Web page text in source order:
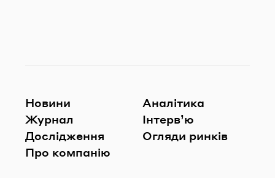
Новини
Журнал
Дослідження
Про компанію
Аналітика
Інтерв’ю
Огляди ринків